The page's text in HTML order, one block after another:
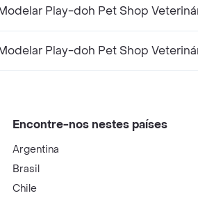
Play-doh Pet Shop
Play-doh Pet Shop
Encontre-nos nestes países
Argentina
Brasil
Chile